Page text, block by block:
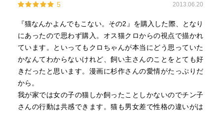
5 2013.06.20
『猫なんかよんでもこない。その2』を購入した際、となり
にあったので思わず購入。オス猫クロからの視点で描かれ
ています。といってもクロちゃんが本当にどう思っていた
かなんてわからないけれど、飼い主さんのことをとても好
きだったと思います。漫画に杉作さんの愛情がたっぷりだ
から。
我が家では女の子の猫しか飼ったことしかないのでチン子
さんの行動は共感できます。猫も男女差で性格の違いがは